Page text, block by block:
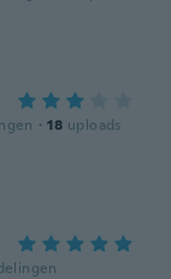
· 18 uploads